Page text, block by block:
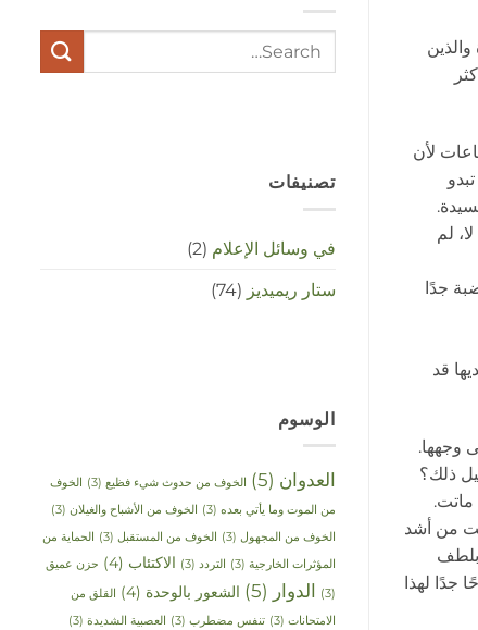
لأن
لم
جدًا
قد
وجهها.
ذلك؟
ماتت.
من أشد
بلطف
جدًا لهذا
in
تصنيفات
في وسائل الإعلام (2)
ستار ريميديز (74)
الوسوم
العدوان (5) الخوف من حدوث شيء فظيع (3)
الخوف
من الموت وما يأتي بعده (3) الخوف من الأشباح والغيلان (3)
الخوف من المجهول (3) الخوف من المستقبل (3)
الحماية من
المؤثرات الخارجية (3) التردد (3) الاكتئاب (4) حزن عميق
(3) الدوار (5) الشعور بالوحدة (4)
القلق من
الامتحانات (3) تنفس مضطرب (3) العصبية الشديدة (3)